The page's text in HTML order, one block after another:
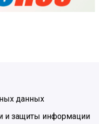
данных
и защиты информации